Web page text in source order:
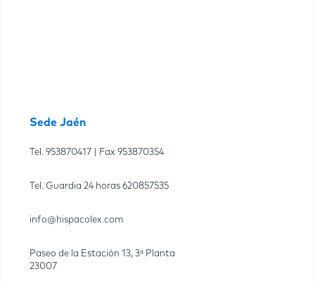
Sede Jaén
Tel. 953870417 | Fax 953870354
Tel. Guardia 24 horas 620857535
info@hispacolex.com
Paseo de la Estación 13, 3ª Planta
23007